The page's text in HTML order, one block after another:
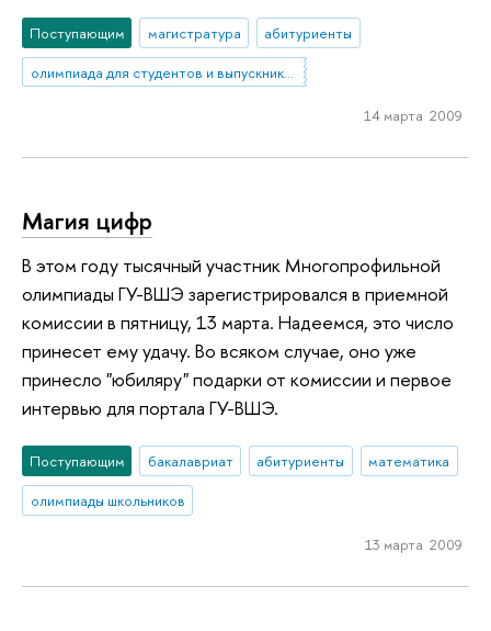
Поступающим магистратура
абитуриенты
олимпиада для студентов и выпускников вузов
14 марта 2009
Магия цифр
В этом году тысячный участник Многопрофильной
олимпиады ГУ-ВШЭ зарегистрировался в приемной
комиссии в пятницу, 13 марта. Надеемся, это число
принесет ему удачу. Во всяком случае, оно уже
принесло "юбиляру" подарки от комиссии и первое
интервью для портала ГУ-ВШЭ.
Поступающим бакалавриат абитуриенты
математика
олимпиады школьников
13 марта 2009